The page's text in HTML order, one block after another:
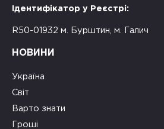
Ідентифікатор у Реєстрі:
R50-01932 м. Бурштин, м. Галич
НОВИНИ
Україна
Світ
Варто знати
Гроші